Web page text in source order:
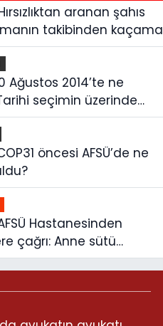
takibinden
seçimin üzerinden
çağrı: Anne sütü